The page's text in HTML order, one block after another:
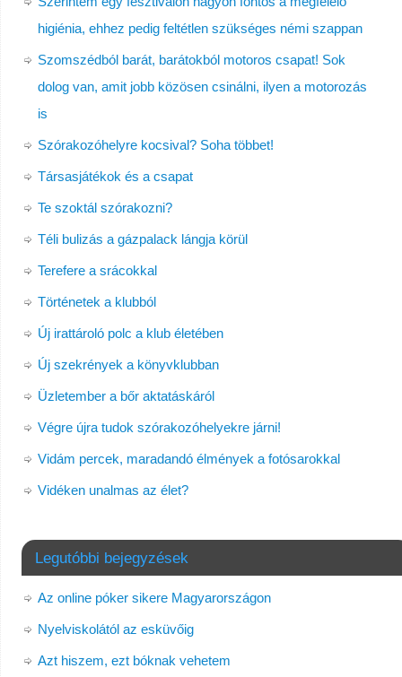
higiénia, ehhez pedig feltétlen szükséges némi szappan
Szomszédból barát, barátokból motoros csapat! Sok
dolog van, amit jobb közösen csinálni, ilyen a motorozás
is
Szórakozóhelyre kocsival? Soha többet!
Társasjátékok és a csapat
Te szoktál szórakozni?
Téli bulizás a gázpalack lángja körül
Terefere a srácokkal
Történetek a klubból
Új irattároló polc a klub életében
Új szekrények a könyvklubban
Üzletember a bőr aktatáskáról
Végre újra tudok szórakozóhelyekre járni!
Vidám percek, maradandó élmények a fotósarokkal
Vidéken unalmas az élet?
Legutóbbi bejegyzések
Az online póker sikere Magyarországon
Nyelviskolától az esküvőig
Azt hiszem, ezt bóknak vehetem